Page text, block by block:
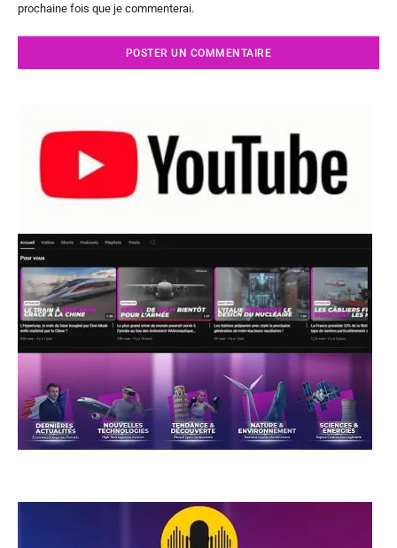
prochaine fois que je commenterai.